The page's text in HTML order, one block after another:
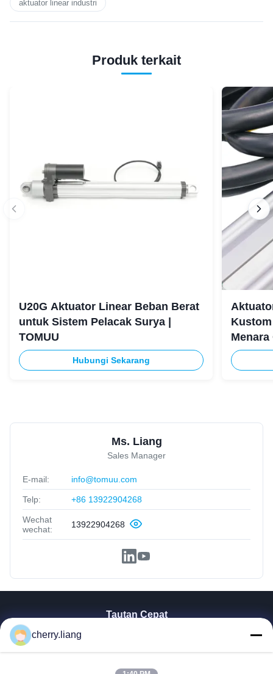
aktuator linear industri
Produk terkait
U20G Aktuator Linear Beban Berat
untuk Sistem Pelacak Surya |
TOMUU
Hubungi Sekarang
Menara
Ms. Liang
Sales Manager
E-mail: info@tomuu.com
Telp: +86 13922904268
Wechat
wechat:
13922904268
Tautan Cepat
Produk
cherry.liang